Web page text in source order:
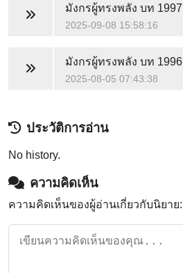
มังกรผู้ทรงพลัง บท 1997
2025-09-08 15:58:16
มังกรผู้ทรงพลัง บท 1996
2025-08-05 07:43:38
ประวัติการอ่าน
No history.
ความคิดเห็น
ความคิดเห็นของผู้อ่านเกี่ยวกับนิยาย: